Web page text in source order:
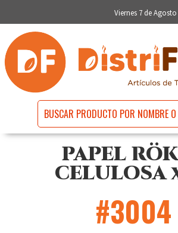
Viernes 7 de Agosto
PAPEL
CELULOSA
#3004